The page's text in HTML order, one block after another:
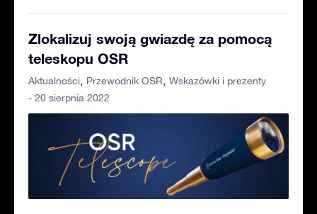
Zlokalizuj swoją gwiazdę za pomocą
teleskopu OSR
Aktualności Przewodnik OSR
Wskazówki i prezenty
- 20 sierpnia 2022